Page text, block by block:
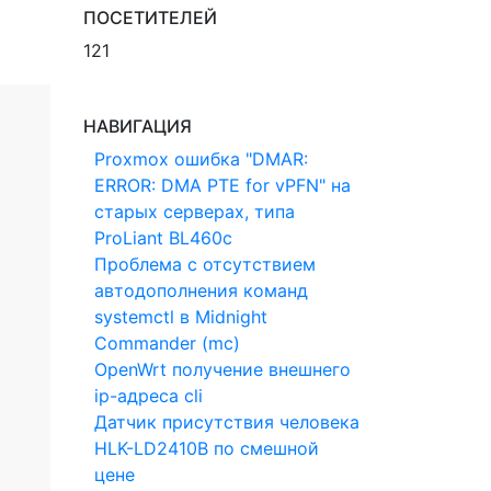
ПОСЕТИТЕЛЕЙ
121
НАВИГАЦИЯ
Proxmox ошибка "DMAR:
ERROR: DMA PTE for vPFN" на
старых серверах, типа
ProLiant BL460c
Проблема с отсутствием
автодополнения команд
systemctl в Midnight
Commander (mc)
OpenWrt получение внешнего
ip-адреса cli
Датчик присутствия человека
HLK-LD2410B по смешной
цене